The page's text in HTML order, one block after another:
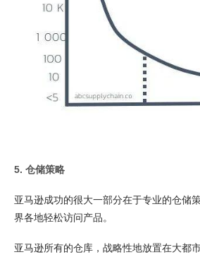
5. 仓储策略
亚马逊成功的很大一部分在于专业的仓储
界各地轻松访问产品。
亚马逊所有的仓库，战略性地放置在大都